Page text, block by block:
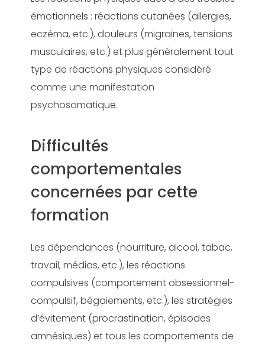
émotionnels : réactions cutanées (allergies,
eczéma, etc.), douleurs (migraines, tensions
musculaires, etc.) et plus généralement tout
type de réactions physiques considéré
comme une manifestation
psychosomatique.
Difficultés
comportementales
concernées par cette
formation
Les dépendances (nourriture, alcool, tabac,
travail, médias, etc.), les réactions
compulsives (comportement obsessionnel-
compulsif, bégaiements, etc.), les stratégies
d’évitement (procrastination, épisodes
amnésiques) et tous les comportements de